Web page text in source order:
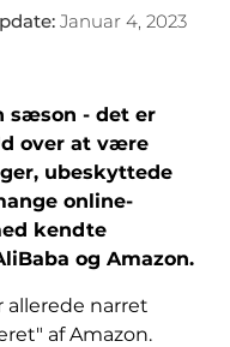
: Januar 4, 2023
sæson - det er
over at være
ubeskyttede
online-
kendte
og Amazon.
narret
af Amazon.